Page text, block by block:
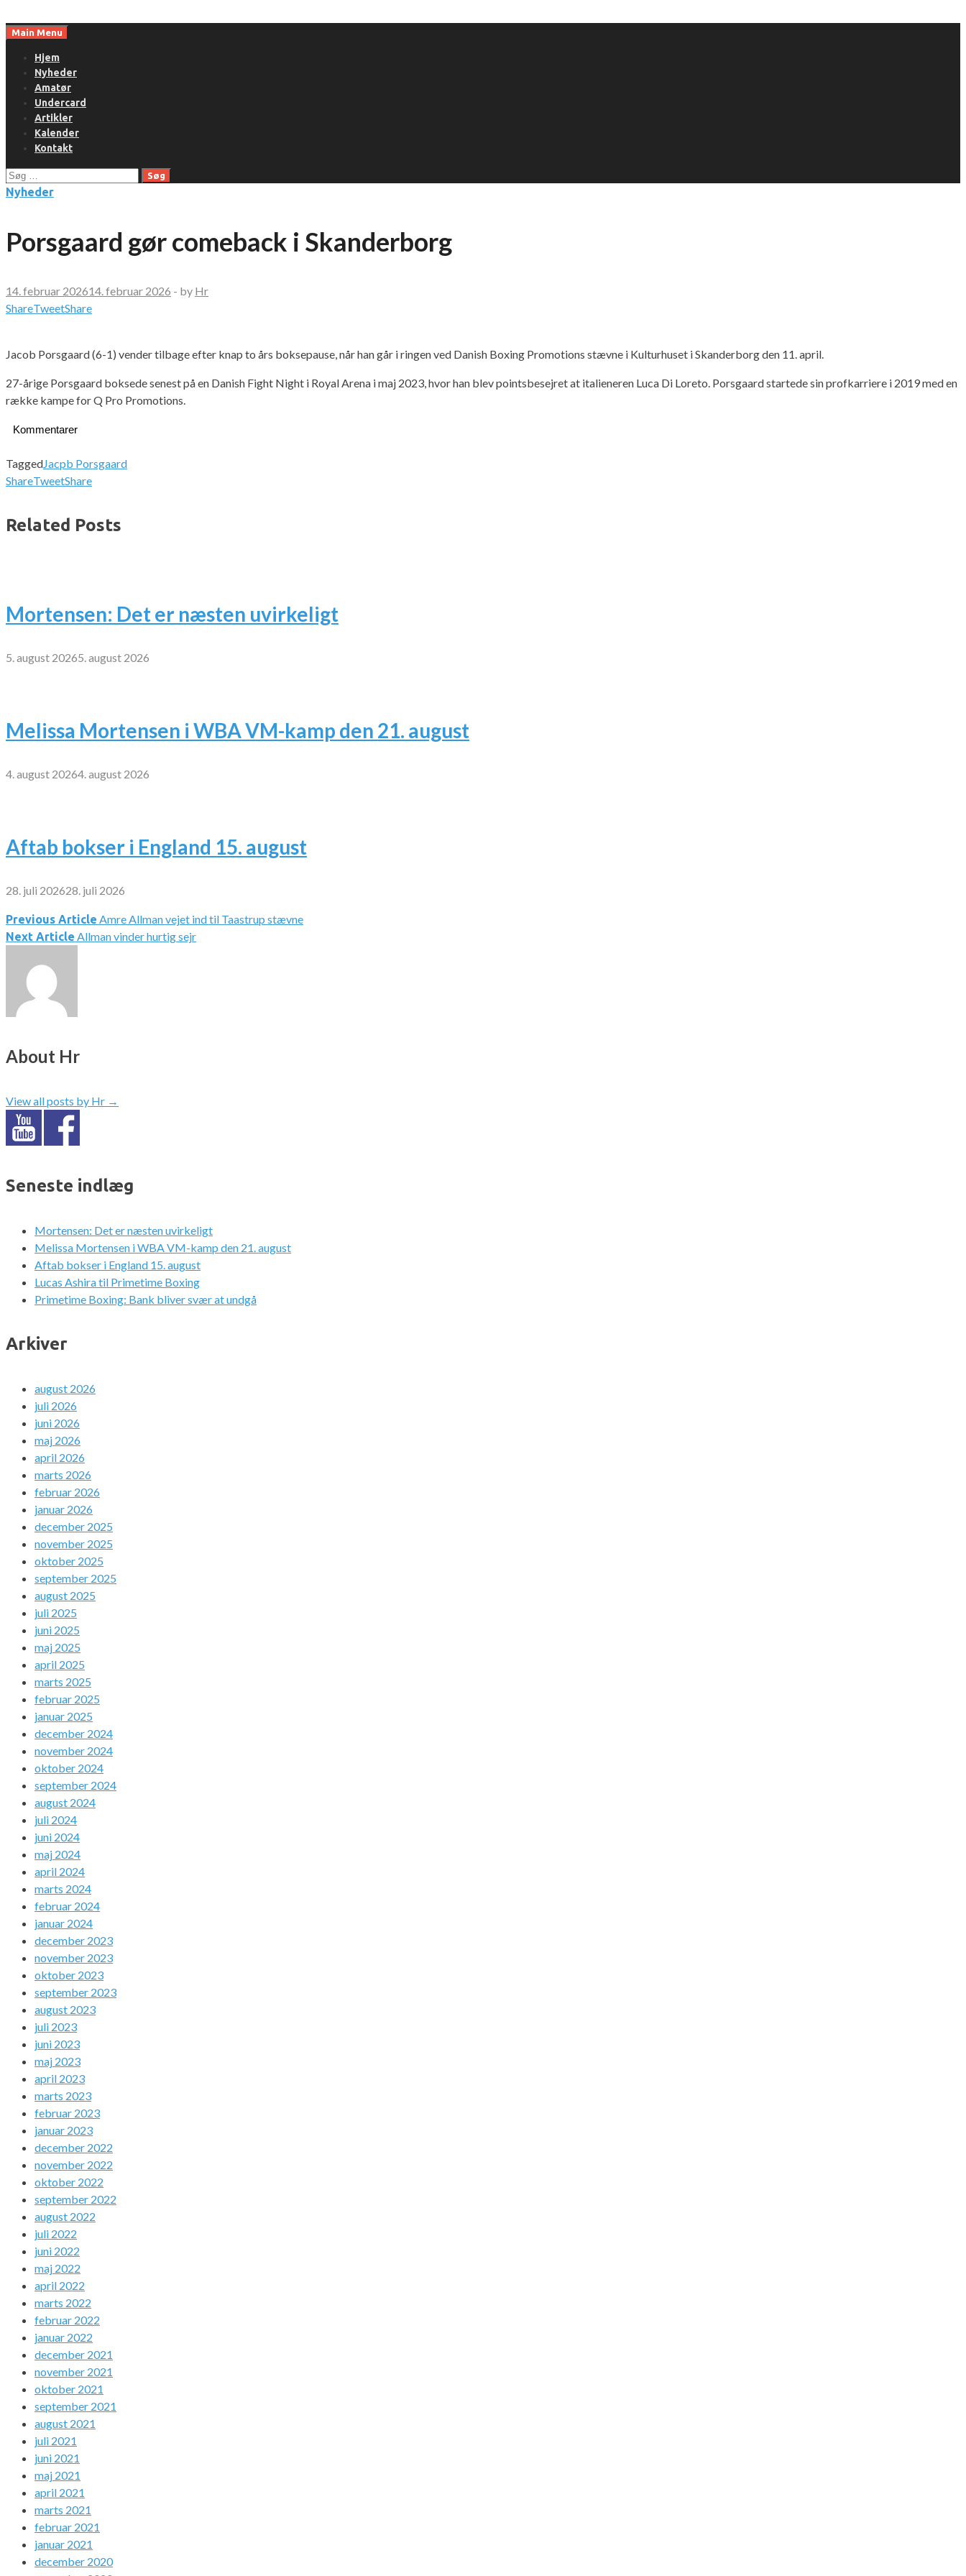
toMain Menu
Hjem
Nyheder
Amatør
Undercard
Artikler
Kalender
Kontakt
Søg
efter:
Nyheder
Porsgaard gør comeback i Skanderborg
14. februar 202614. februar 2026 - by Hr
ShareTweetShare
Jacob Porsgaard (6-1) vender tilbage efter knap to års boksepause, når han går i ringen ved Danish Boxing Promotions stævne i Kulturhuset i Skanderborg den 11. april.
27-årige Porsgaard boksede senest på en Danish Fight Night i Royal Arena i maj 2023, hvor han blev pointsbesejret at italieneren Luca Di Loreto. Porsgaard startede sin profkarriere i 2019 med en
række kampe for Q Pro Promotions.
Kommentarer
TaggedJacpb Porsgaard
ShareTweetShare
Related Posts
Mortensen: Det er næsten uvirkeligt
5. august 20265. august 2026
Melissa Mortensen i WBA VM-kamp den 21. august
4. august 20264. august 2026
Aftab bokser i England 15. august
28. juli 202628. juli 2026
Indlægsnavigation
Previous Article Amre Allman vejet ind til Taastrup stævne
Next Article Allman vinder hurtig sejr
About Hr
View all posts by Hr →
Seneste indlæg
Mortensen: Det er næsten uvirkeligt
Melissa Mortensen i WBA VM-kamp den 21. august
Aftab bokser i England 15. august
Lucas Ashira til Primetime Boxing
Primetime Boxing: Bank bliver svær at undgå
Arkiver
august 2026
juli 2026
juni 2026
maj 2026
april 2026
marts 2026
februar 2026
januar 2026
december 2025
november 2025
oktober 2025
september 2025
august 2025
juli 2025
juni 2025
maj 2025
april 2025
marts 2025
februar 2025
januar 2025
december 2024
november 2024
oktober 2024
september 2024
august 2024
juli 2024
juni 2024
maj 2024
april 2024
marts 2024
februar 2024
januar 2024
december 2023
november 2023
oktober 2023
september 2023
august 2023
juli 2023
juni 2023
maj 2023
april 2023
marts 2023
februar 2023
januar 2023
december 2022
november 2022
oktober 2022
september 2022
august 2022
juli 2022
juni 2022
maj 2022
april 2022
marts 2022
februar 2022
januar 2022
december 2021
november 2021
oktober 2021
september 2021
august 2021
juli 2021
juni 2021
maj 2021
april 2021
marts 2021
februar 2021
januar 2021
december 2020